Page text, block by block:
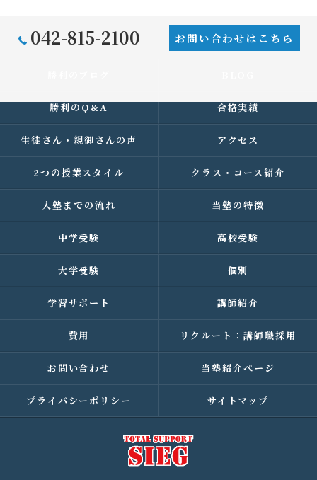
042-815-2100 お問い合わせはこちら
勝利のQ&A 合格実績
生徒さん・親御さんの声 アクセス
2つの授業スタイル クラス・コース紹介
入塾までの流れ 当塾の特徴
中学受験 高校受験
大学受験 個別
学習サポート 講師紹介
費用 リクルート：講師職採用
お問い合わせ 当塾紹介ページ
プライバシーポリシー サイトマップ